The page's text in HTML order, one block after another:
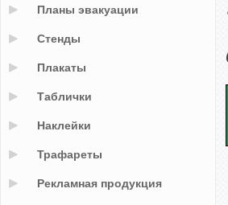
Планы эвакуации
Стенды
Плакаты
Таблички
Наклейки
Трафареты
Рекламная продукция